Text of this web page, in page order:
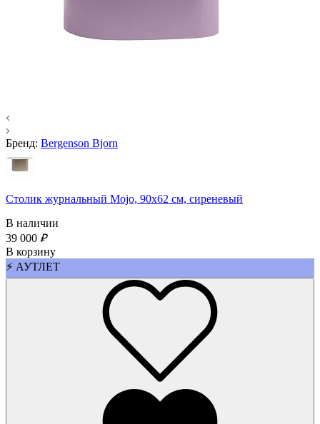
Бренд: Bergenson Bjorn
Столик журнальный Mojo, 90х62 см, сиреневый
В наличии
39 000 ₽
В корзину
⚡ АУТЛЕТ